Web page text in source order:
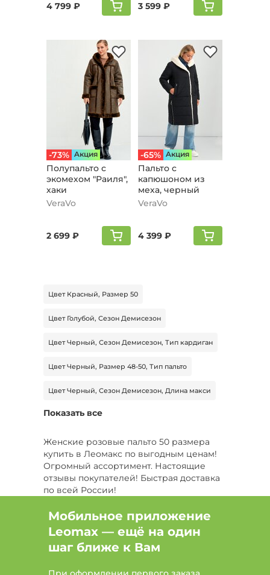
4 799 ₽ 3 599 ₽
-73% Aкция
Полупальто с
экомехом "Раиля",
хаки
VeraVo
2 699 ₽
-65% Aкция
Пальто с
капюшоном из
меха, черный
VeraVo
4 399 ₽
Цвет Красный, Размер 50
Цвет Голубой, Сезон Демисезон
Цвет Черный, Сезон Демисезон, Тип кардиган
Цвет Черный, Размер 48-50, Тип пальто
Цвет Черный, Сезон Демисезон, Длина макси
Цвет Серый, Размер 54, Длина макси
Размер 54, Длина макси
Цвет Коричневый, Размер 68-70
Цвет Коричневый, Размер 68-70, Сезон
Демисезон
Цвет Черный, Размер 52-54, Тип шуба
Цвет Бежевый, Размер 44-46, Сезон Зима
Цвет Серый, Размер 46-48, Тип пальто
Показать все
Женские розовые пальто 50 размера
купить в Леомакс по выгодным ценам!
Огромный ассортимент. Настоящие
отзывы покупателей! Быстрая доставка
по всей России!
Мобильное приложение
Leomax — ещё на один
шаг ближе к Вам